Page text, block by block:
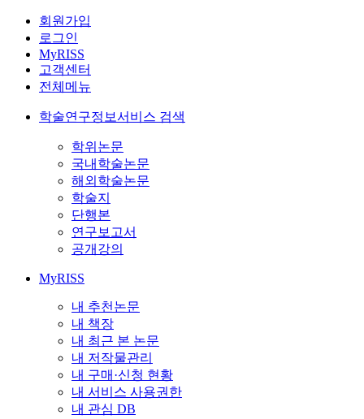
회원가입
로그인
MyRISS
고객센터
전체메뉴
학술연구정보서비스 검색
학위논문
국내학술논문
해외학술논문
학술지
단행본
연구보고서
공개강의
MyRISS
내 추천논문
내 책장
내 최근 본 논문
내 저작물관리
내 구매·신청 현황
내 서비스 사용권한
내 관심 DB